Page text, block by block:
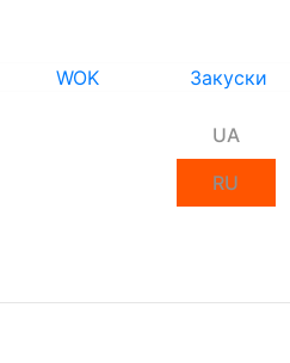
WOK Закуски
UA
RU